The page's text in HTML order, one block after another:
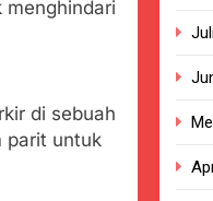
Duka Cita
penyelewengan
Thn 2023.
di sebuah
parit untuk